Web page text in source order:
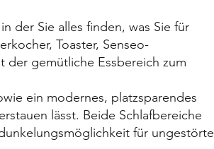
der Sie alles finden, was Sie für
Toaster, Senseo-
der gemütliche Essbereich zum
ein modernes, platzsparendes
lässt. Beide Schlafbereiche
für ungestörte